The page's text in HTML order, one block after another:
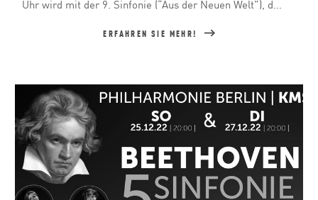
Uhr wird mit der 9. Sinfonie (“Aus der Neuen Welt”), d...
ERFAHREN SIE MEHR!